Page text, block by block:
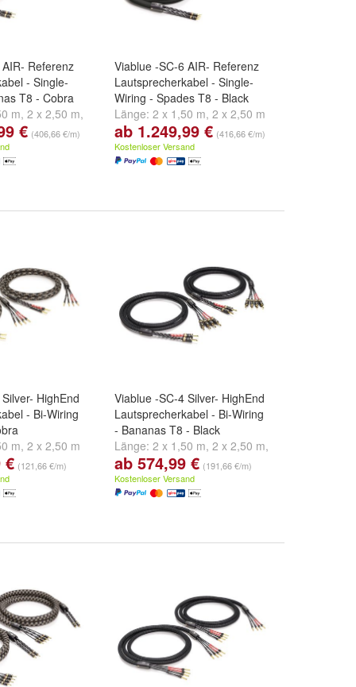
Referenz
- Single-
T8 - Cobra
m, 2 x 2,50 m,
weitere ...
€ (406,66 €/m)
Viablue -SC-6 AIR- Referenz
Lautsprecherkabel - Single-
Wiring - Spades T8 - Black
Länge: 2 x 1,50 m, 2 x 2,50 m
und 2 x 3,00 m
ab 1.249,99 € (416,66 €/m)
Kostenloser Versand
HighEnd
- Bi-Wiring
m, 2 x 2,50 m
€ (121,66 €/m)
Viablue -SC-4 Silver- HighEnd
Lautsprecherkabel - Bi-Wiring
- Bananas T8 - Black
Länge: 2 x 1,50 m, 2 x 2,50 m,
2 x 3,00 m undweitere ...
ab 574,99 € (191,66 €/m)
Kostenloser Versand